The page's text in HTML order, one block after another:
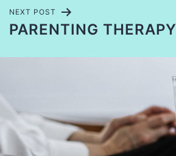
NEXT POST
PARENTING THERAPY